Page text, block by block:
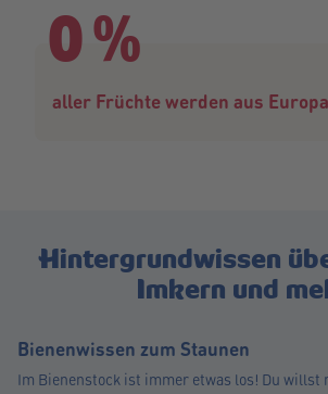
0%
aller Früchte werden aus
Hintergrundwissen
Imkern und
Bienenwissen zum Staunen
Im Bienenstock ist immer etwas los! Du willst